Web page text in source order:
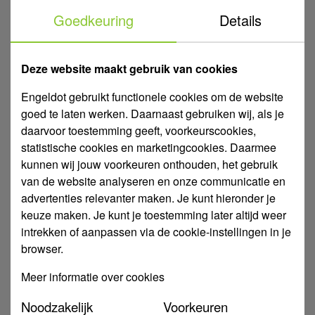
€ 72,81
per rol
Gratis bezorgd v.a. €100 ex.
In winkelwagen
Kentro Tyleenslang voor Beregening | Ongekeurd |
PE40 ZPE | PN6
Goedkeuring Details
Deze website maakt gebruik van cookies
Engeldot gebruikt functionele cookies om de website
goed te laten werken. Daarnaast gebruiken wij, als je
daarvoor toestemming geeft, voorkeurscookies,
statistische cookies en marketingcookies. Daarmee
kunnen wij jouw voorkeuren onthouden, het gebruik
van de website analyseren en onze communicatie en
advertenties relevanter maken. Je kunt hieronder je
keuze maken. Je kunt je toestemming later altijd weer
intrekken of aanpassen via de cookie-instellingen in je
browser.
Meer informatie over cookies
Noodzakelijk Voorkeuren